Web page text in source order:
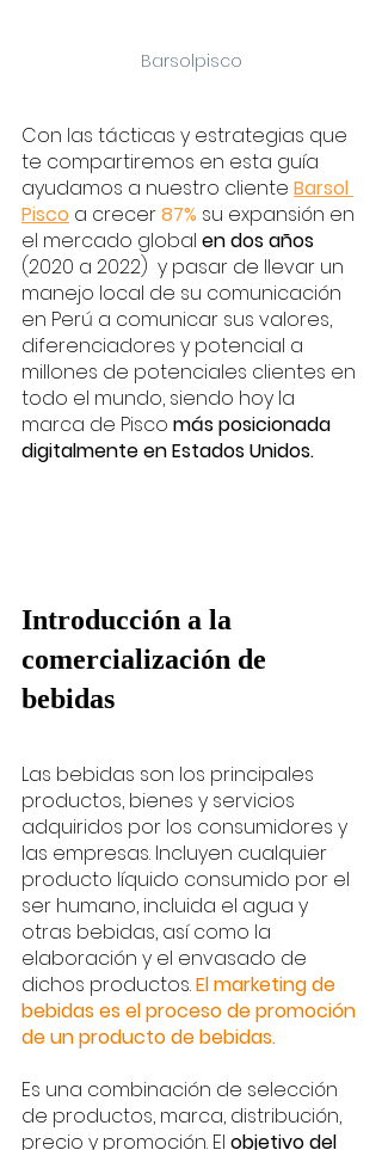
Barsolpisco
Con las tácticas y estrategias que
te compartiremos en esta guía
ayudamos a nuestro cliente Barsol
Pisco a crecer 87% su expansión en
el mercado global en dos años
(2020 a 2022)  y pasar de llevar un
manejo local de su comunicación
en Perú a comunicar sus valores,
diferenciadores y potencial a
millones de potenciales clientes en
todo el mundo, siendo hoy la
marca de Pisco más posicionada
digitalmente en Estados Unidos.
Introducción a la
comercialización de
bebidas
Las bebidas son los principales
productos, bienes y servicios
adquiridos por los consumidores y
las empresas. Incluyen cualquier
producto líquido consumido por el
ser humano, incluida el agua y
otras bebidas, así como la
elaboración y el envasado de
dichos productos. El marketing de
bebidas es el proceso de promoción
de un producto de bebidas.
Es una combinación de selección
de productos, marca, distribución,
precio y promoción. El objetivo del